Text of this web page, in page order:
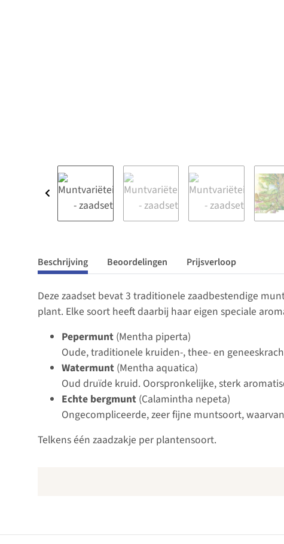
Beschrijving Beoordelingen Prijsverloop
Deze zaadset bevat 3 traditionele zaadbestendige
plant. Elke soort heeft daarbij haar eigen speciale
Pepermunt (Mentha piperta)
Oude, traditionele kruiden-, thee- en
Watermunt (Mentha aquatica)
Oud druïde kruid. Oorspronkelijke, sterk
Echte bergmunt (Calamintha nepeta)
Ongecompliceerde, zeer fijne muntsoort,
Telkens één zaadzakje per plantensoort.